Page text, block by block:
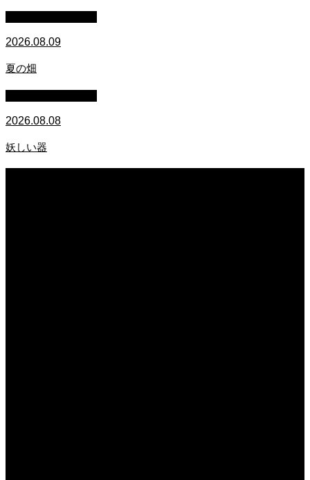
2026.08.09
夏の畑
2026.08.08
妖しい器